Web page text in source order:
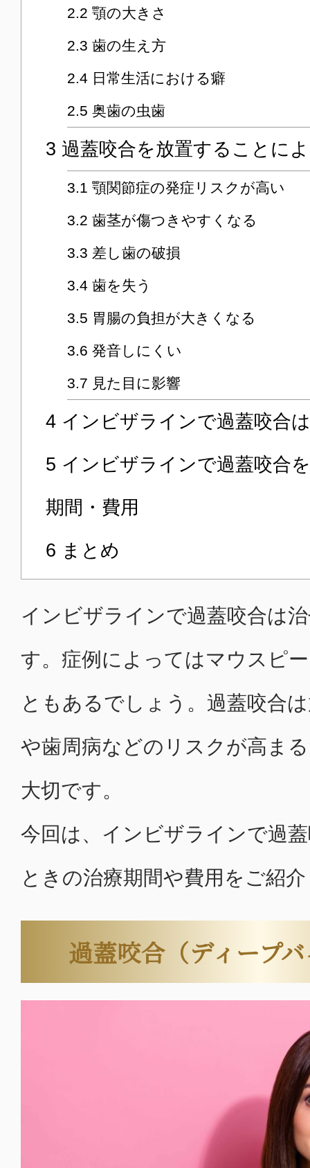
2.2 顎の大きさ
2.3 歯の生え方
2.4 日常生活における癖
2.5 奥歯の虫歯
3 過蓋咬合を放置することに
3.1 顎関節症の発症リスクが高い
3.2 歯茎が傷つきやすくなる
3.3 差し歯の破損
3.4 歯を失う
3.5 胃腸の負担が大きくなる
3.6 発音しにくい
3.7 見た目に影響
4 インビザラインで過蓋咬合
5 インビザラインで過蓋咬合
期間・費用
6 まとめ
インビザラインで過蓋咬合は
す。症例によってはマウスピ
ともあるでしょう。過蓋咬合
や歯周病などのリスクが高ま
大切です。
今回は、インビザラインで過
ときの治療期間や費用をご紹
過蓋咬合（ディープ